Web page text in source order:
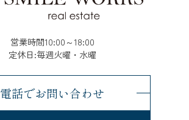
営業時間10:00～18:00
定休日:毎週火曜・水曜
電話でお問い合わせ